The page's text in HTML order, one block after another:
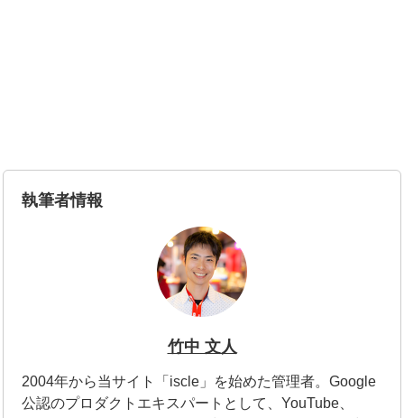
執筆者情報
竹中 文人
2004年から当サイト「iscle」を始めた管理者。Google
公認のプロダクトエキスパートとして、YouTube、